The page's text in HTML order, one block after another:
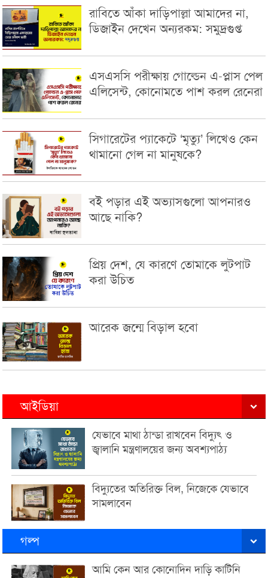
রাবিতে আঁকা দাড়িপাল্লা আমাদের না,
ডিজাইন দেখেন অন্যরকম: সমুদ্রগুপ্ত
এসএসসি পরীক্ষায় গোল্ডেন এ-প্লাস পেল
এলিসেন্ট, কোনোমতে পাশ করল রেনেরা
সিগারেটের প্যাকেটে ‘মৃত্যু’ লিখেও কেন
থামানো গেল না মানুষকে?
বই পড়ার এই অভ্যাসগুলো আপনারও
আছে নাকি?
প্রিয় দেশ, যে কারণে তোমাকে লুটপাট
করা উচিত
আরেক জন্মে বিড়াল হবো
আইডিয়া
যেভাবে মাথা ঠান্ডা রাখবেন বিদ্যুৎ ও
জ্বালানি মন্ত্রণালয়ের জন্য অবশ্যপাঠ্য
বিদ্যুতের অতিরিক্ত বিল, নিজেকে যেভাবে
সামলাবেন
গল্প
আমি কেন আর কোনোদিন দাড়ি কাটিনি